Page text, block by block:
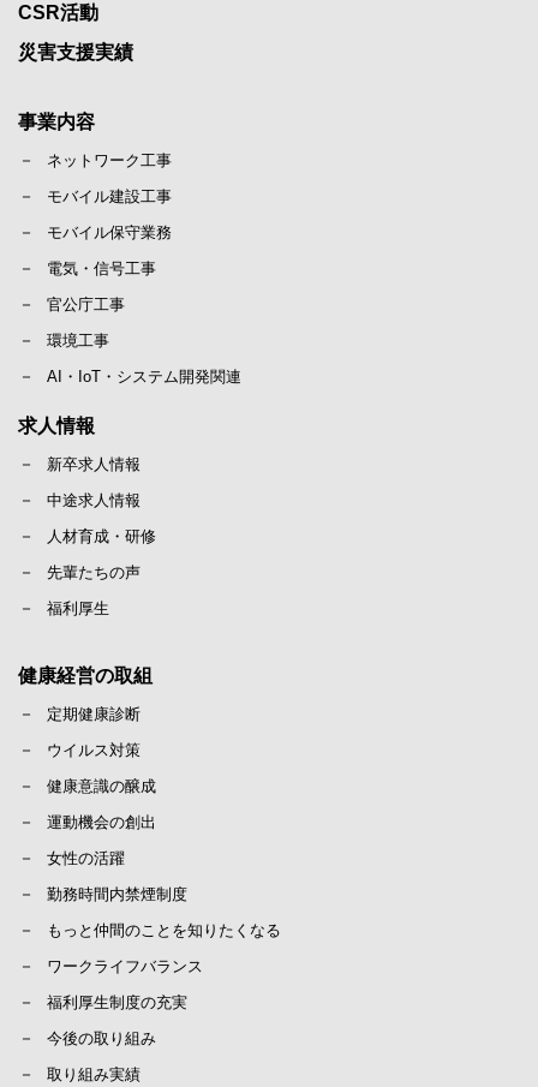
CSR活動
災害支援実績
事業内容
ネットワーク工事
モバイル建設工事
モバイル保守業務
電気・信号工事
官公庁工事
環境工事
AI・IoT・システム開発関連
求人情報
新卒求人情報
中途求人情報
人材育成・研修
先輩たちの声
福利厚生
健康経営の取組
定期健康診断
ウイルス対策
健康意識の醸成
運動機会の創出
女性の活躍
勤務時間内禁煙制度
もっと仲間のことを知りたくなる
ワークライフバランス
福利厚生制度の充実
今後の取り組み
取り組み実績